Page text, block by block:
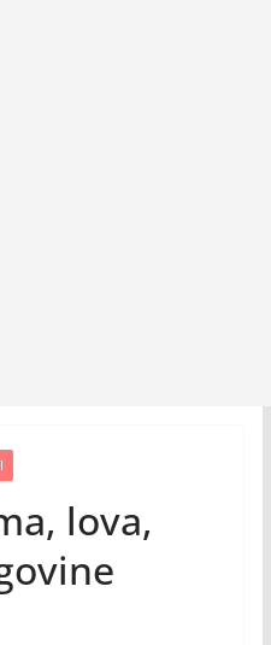
lova,